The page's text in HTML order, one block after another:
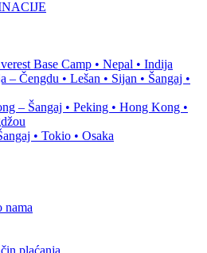
Base Camp • Nepal • Indija
– Čengdu • Lešan • Sijan • Šangaj •
– Šangaj • Peking • Hong Kong •
• Tokio • Osaka
nama
plaćanja